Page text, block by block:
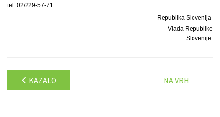
tel. 02/229-57-71.
Republika Slovenija
Vlada Republike
Slovenije
KAZALO NA VRH